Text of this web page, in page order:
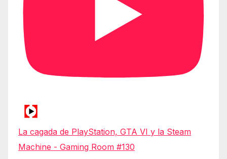
La cagada de PlayStation, GTA VI y la Steam
Machine - Gaming Room #130